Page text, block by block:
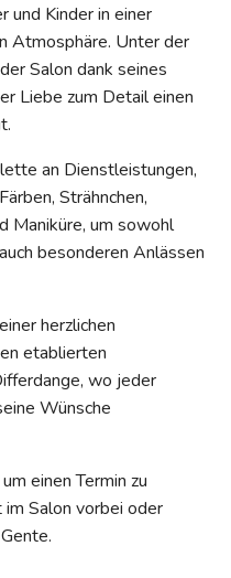
und Kinder in einer
Atmosphäre. Unter der
Salon dank seines
Liebe zum Detail einen
an Dienstleistungen,
Strähnchen,
Maniküre, um sowohl
besonderen Anlässen
herzlichen
etablierten
wo jeder
Wünsche
einen Termin zu
Salon vorbei oder